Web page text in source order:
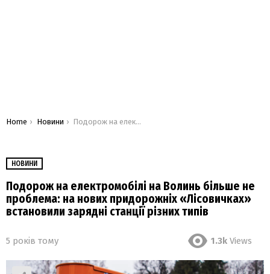
You are here:
Home Новини Подорож на електромобілі на Волинь більше не проблема: на нових придорожніх «Лісовичках» встановили зарядні станції різних типів
НОВИНИ
Подорож на електромобілі на Волинь більше не
проблема: на нових придорожніх «Лісовичках»
встановили зарядні станції різних типів
5 років тому 1.3k Views